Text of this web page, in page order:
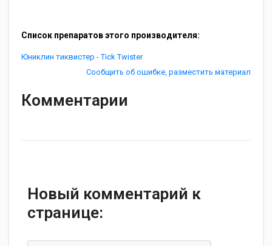
Список препаратов этого производителя:
Юниклин тиквистер - Tick Twister
Сообщить об ошибке, разместить материал
Комментарии
Новый комментарий к
странице: